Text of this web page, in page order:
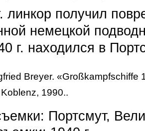
линкор получил
немецкой
г. находился в
Breyer.
1990..
Портсмут,